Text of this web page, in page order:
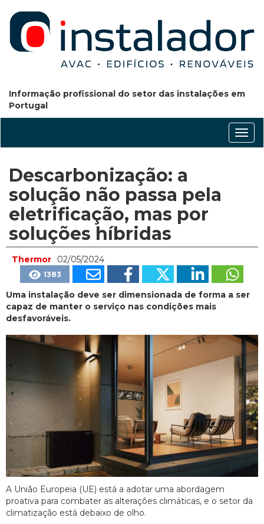
Informação profissional do setor das instalações em
Portugal
Descarbonização: a
solução não passa pela
eletrificação, mas por
soluções híbridas
Thermor 02/05/2024
1383
Uma instalação deve ser dimensionada de forma a ser
capaz de manter o serviço nas condições mais
desfavoráveis.
A União Europeia (UE) está a adotar uma abordagem
proativa para combater as alterações climáticas, e o setor da
climatização está debaixo de olho.